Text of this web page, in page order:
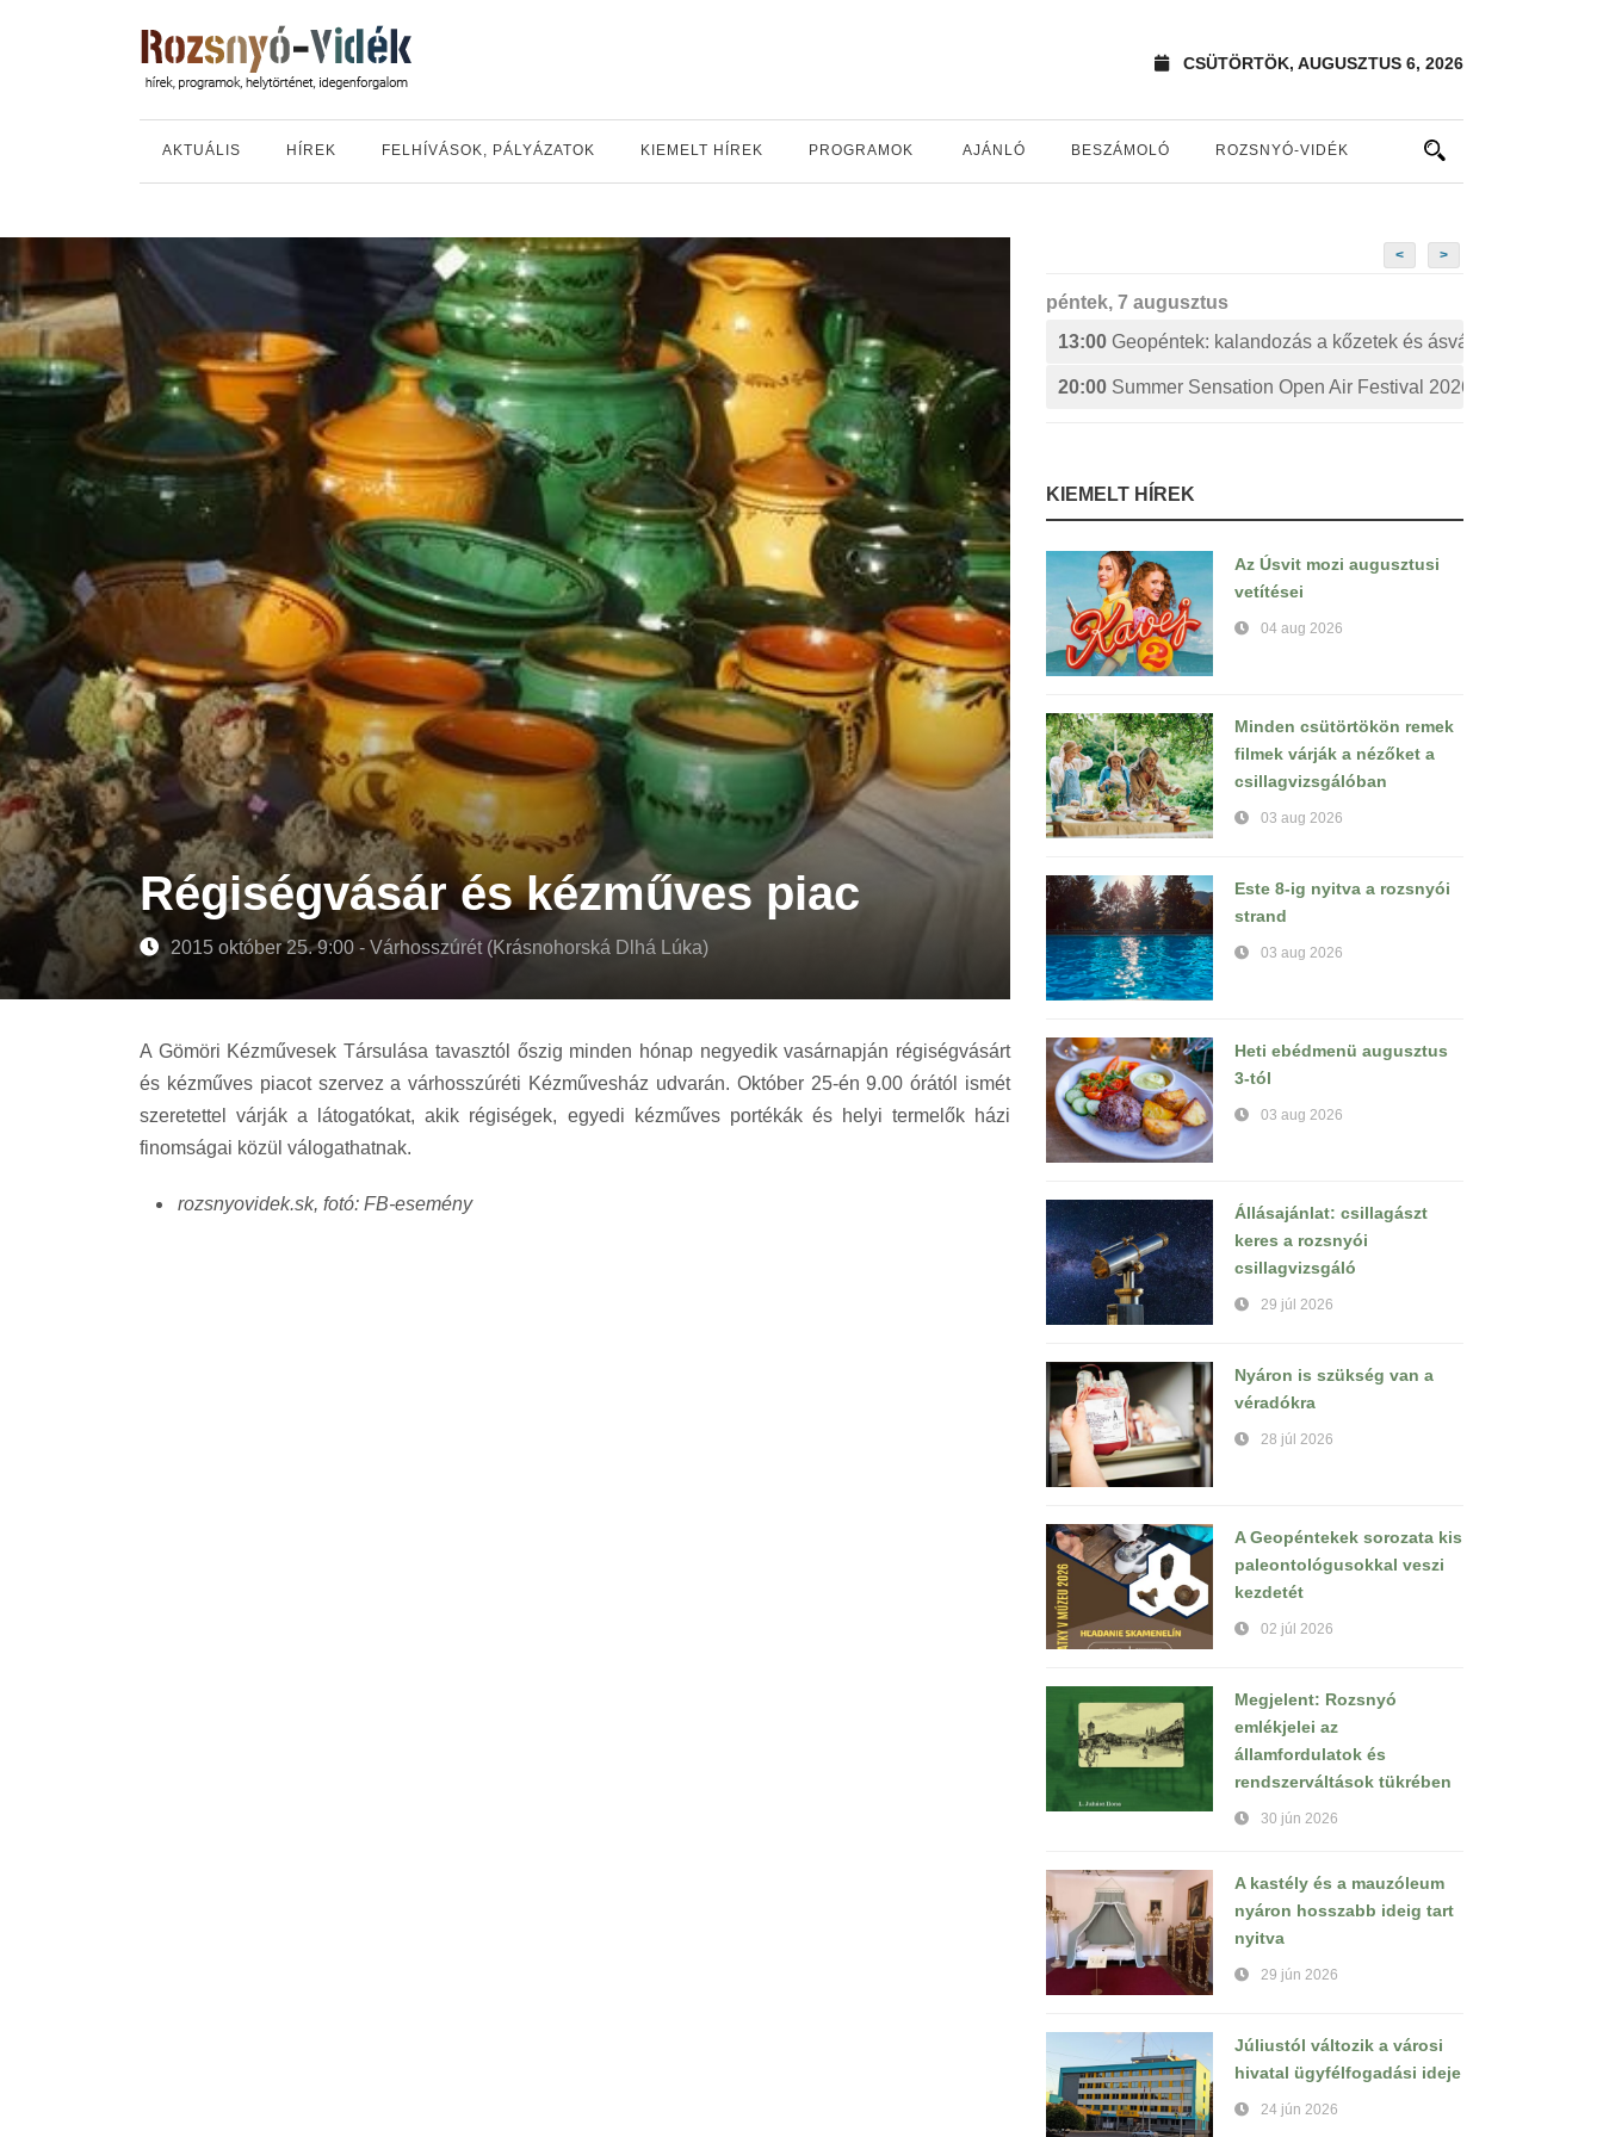
CSÜTÖRTÖK, AUGUSZTUS 6, 2026
AKTUÁLIS HÍREK FELHÍVÁSOK, PÁLYÁZATOK KIEMELT HÍREK PROGRAMOK AJÁNLÓ BESZÁMOLÓ ROZSNYÓ-VIDÉK
Régiségvásár és kézműves piac
2015 október 25. 9:00 - Várhosszúrét (Krásnohorská Dlhá Lúka)
A Gömöri Kézművesek Társulása tavasztól őszig minden hónap negyedik vasárnapján régiségvásárt
és kézműves piacot szervez a várhosszúréti Kézművesház udvarán. Október 25-én 9.00 órától ismét
szeretettel várják a látogatókat, akik régiségek, egyedi kézműves portékák és helyi termelők házi
finomságai közül válogathatnak.
rozsnyovidek.sk, fotó: FB-esemény
< >
péntek, 7 augusztus
13:00 Geopéntek: kalandozás a kőzetek és ásványok izgalmas
20:00 Summer Sensation Open Air Festival 2026:
KIEMELT HÍREK
Az Úsvit mozi augusztusi
vetítései
04 aug 2026
Minden csütörtökön remek
filmek várják a nézőket a
csillagvizsgálóban
03 aug 2026
Este 8-ig nyitva a rozsnyói
strand
03 aug 2026
Heti ebédmenü augusztus
3-tól
03 aug 2026
Állásajánlat: csillagászt
keres a rozsnyói
csillagvizsgáló
29 júl 2026
Nyáron is szükség van a
véradókra
28 júl 2026
A Geopéntekek sorozata kis
paleontológusokkal veszi
kezdetét
02 júl 2026
Megjelent: Rozsnyó
emlékjelei az
államfordulatok és
rendszerváltások tükrében
30 jún 2026
A kastély és a mauzóleum
nyáron hosszabb ideig tart
nyitva
29 jún 2026
Júliustól változik a városi
hivatal ügyfélfogadási ideje
24 jún 2026